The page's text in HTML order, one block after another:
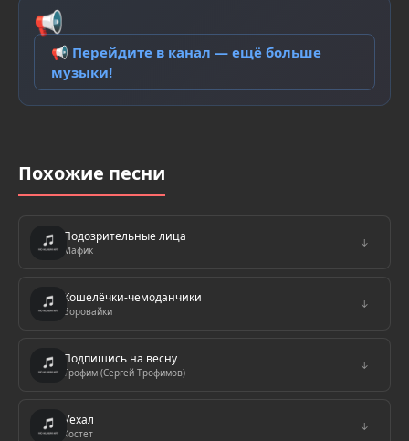
📢
📢 Перейдите в канал — ещё больше
музыки!
Похожие песни
Подозрительные лица
Мафик
↓
Кошелёчки-чемоданчики
Воровайки
↓
Подпишись на весну
Трофим (Сергей Трофимов)
↓
Уехал
Костет
↓